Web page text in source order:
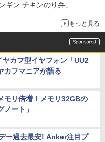
ギン チキンのり弁」
もっと見る
ヤカフ型イヤフォン「UU2
カフマニアが語る
モリ倍増！メモリ32GBの
ノート」
ー過去最安! Anker注目プ